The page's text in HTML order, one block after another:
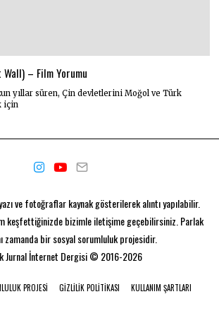
– Film Yorumu
yıllar süren, Çin devletlerini Moğol ve Türk
için
ve fotoğraflar kaynak gösterilerek alıntı yapılabilir.
keşfettiğinizde bizimle iletişime geçebilirsiniz. Parlak
zamanda birsosyal sorumluluk projesidir.
Jurnalİnternet Dergisi © 2016-2026
PROJESI GIZLILIK POLITIKASI
KULLANIM ŞARTLARI